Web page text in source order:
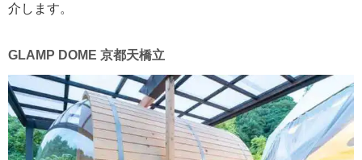
介します。
GLAMP DOME 京都天橋立